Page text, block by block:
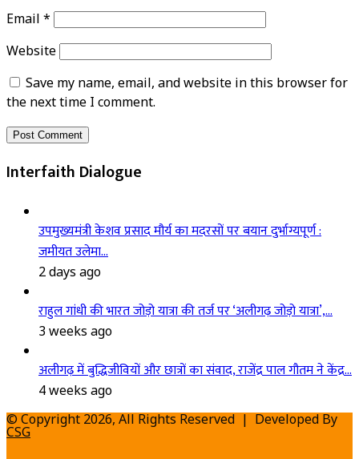
Email *
Website
Save my name, email, and website in this browser for
the next time I comment.
Interfaith Dialogue
उपमुख्यमंत्री केशव प्रसाद मौर्य का मदरसों पर बयान दुर्भाग्यपूर्ण :
जमीयत उलेमा…
2 days ago
राहुल गांधी की भारत जोड़ो यात्रा की तर्ज पर ‘अलीगढ़ जोड़ो यात्रा’,…
3 weeks ago
अलीगढ़ में बुद्धिजीवियों और छात्रों का संवाद, राजेंद्र पाल गौतम ने केंद्र…
4 weeks ago
© Copyright 2026, All Rights Reserved | Developed By
CSG